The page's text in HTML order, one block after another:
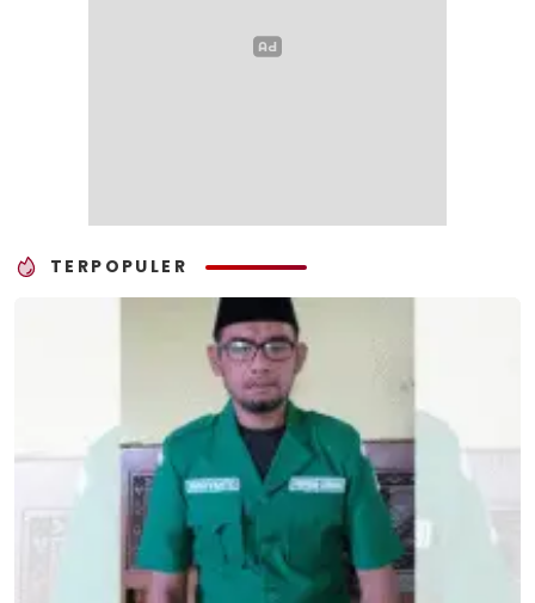
TERPOPULER